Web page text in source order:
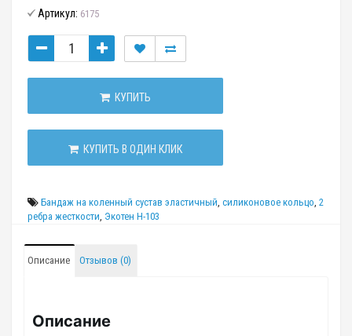
Артикул: 6175
КУПИТЬ
КУПИТЬ В ОДИН КЛИК
Бандаж на коленный сустав эластичный, силиконовое кольцо, 2
ребра жесткости, Экотен H-103
Описание Отзывов (0)
Описание